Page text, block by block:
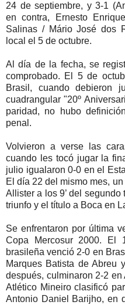
24 de septiembre, y 3-1
en contra, Ernesto
Salinas / Mário José dos
local el 5 de octubre.
Al día de la fecha, se
comprobado. El 5 de
Brasil, cuando debieron
cuadrangular "20º
paridad, no hubo
penal.
Volvieron a verse las
cuando les tocó jugar la
julio igualaron 0-0 en el
El día 22 del mismo mes,
Allister a los 9’ del
triunfo y el título a Boca en
Se enfrentaron por última
Copa Mercosur 2000. El
brasileña venció 2-0 en
Marques Batista de Abreu
después, culminaron 2-2 en
Atlético Mineiro clasificó
Antonio Daniel Barijho, en